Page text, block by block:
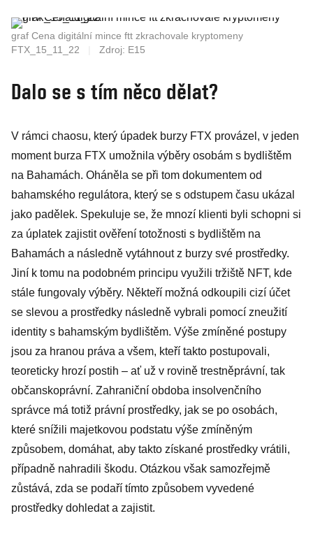
graf Cena digitální mince ftt zkrachovale kryptomeny
FTX_15_11_22
Zdroj: E15
Dalo se s tím něco dělat?
V rámci chaosu, který úpadek burzy FTX provázel, v jeden
moment burza FTX umožnila výběry osobám s bydlištěm
na Bahamách. Oháněla se při tom dokumentem od
bahamského regulátora, který se s odstupem času ukázal
jako padělek. Spekuluje se, že mnozí klienti byli schopni si
za úplatek zajistit ověření totožnosti s bydlištěm na
Bahamách a následně vytáhnout z burzy své prostředky.
Jiní k tomu na podobném principu využili tržiště NFT, kde
stále fungovaly výběry. Někteří možná odkoupili cizí účet
se slevou a prostředky následně vybrali pomocí zneužití
identity s bahamským bydlištěm. Výše zmíněné postupy
jsou za hranou práva a všem, kteří takto postupovali,
teoreticky hrozí postih – ať už v rovině trestněprávní, tak
občanskoprávní. Zahraniční obdoba insolvenčního
správce má totiž právní prostředky, jak se po osobách,
které snížili majetkovou podstatu výše zmíněným
způsobem, domáhat, aby takto získané prostředky vrátili,
případně nahradili škodu. Otázkou však samozřejmě
zůstává, zda se podaří tímto způsobem vyvedené
prostředky dohledat a zajistit.